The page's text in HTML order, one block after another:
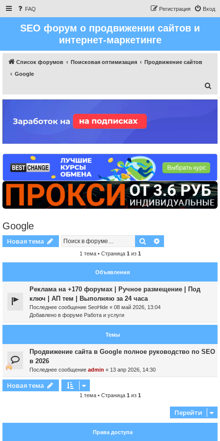
FAQ Вход
Регистрация
SEO форум о продвижении сайтов и
интернет-маркетинге
Список форумов Поисковая оптимизация
Продвижение сайтов
Google
Google
Новая тема Поиск
1 тема • Страница 1 из 1
Объявления
Реклама на +170 форумах | Ручное размещение | Под
ключ | АП тем | Выполняю за 24 часа
Последнее сообщение SeoHide « 08 май 2026, 13:04
Добавлено в форуме Работа и услуги
Темы
Продвижение сайта в Google полное руководство по SEO
в 2026
Последнее сообщение admin « 13 апр 2026, 14:30
Новая тема
1 тема • Страница 1 из 1
Перейти
Права доступа